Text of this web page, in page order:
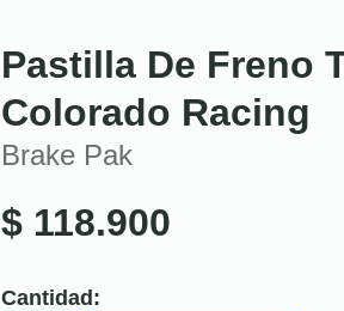
Pastilla De Freno
Colorado Racing
Brake Pak
$ 118.900
Cantidad: